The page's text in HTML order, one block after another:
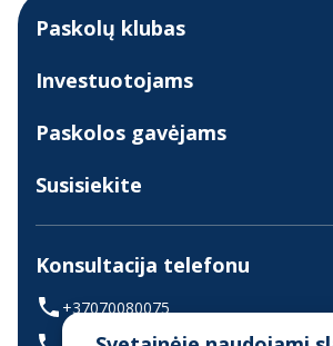
Paskolų klubas
Investuotojams
Paskolos gavėjams
Susisiekite
Konsultacija telefonu
+37070080075